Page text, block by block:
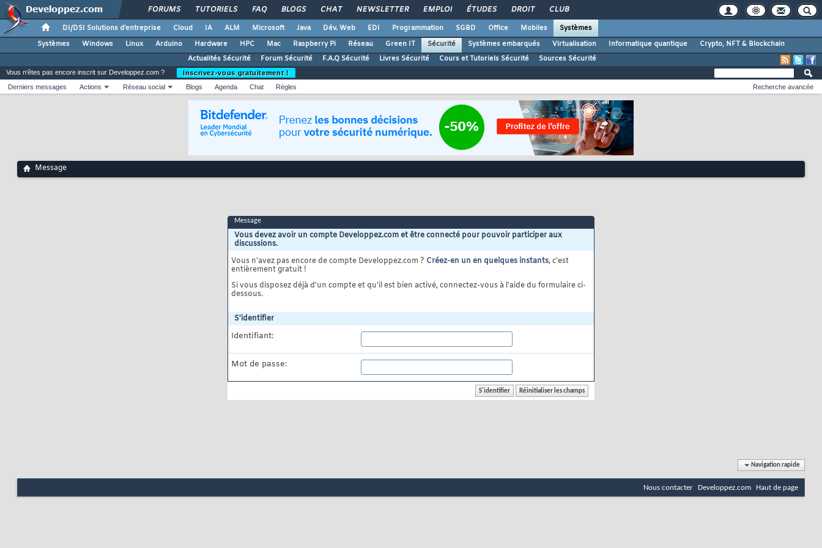
FORUMS TUTORIELS FAQ BLOGS CHAT NEWSLETTER EMPLOI ÉTUDES DROIT CLUB
DI/DSI Solutions d'entreprise Cloud IA ALM Microsoft Java Dév. Web EDI Programmation SGBD Office Mobiles
Systèmes
Systèmes
Windows Linux Arduino Hardware HPC Mac Raspberry Pi Réseau Green IT Sécurité Systèmes embarqués Virtualisation Informatique quantique
Crypto, NFT & Blockchain
Actualités Sécurité
Forum Sécurité F.A.Q Sécurité Livres Sécurité Cours et Tutoriels Sécurité Sources Sécurité
Vous n'êtes pas encore inscrit sur Developpez.com ?
Inscrivez-vous gratuitement !
Derniers messages
Actions Réseau social Blogs Agenda Chat Règles Recherche avancée
Message
Message
Vous devez avoir un compte Developpez.com et être connecté pour pouvoir participer aux
discussions.
Vous n'avez pas encore de compte Developpez.com ? Créez-en un en quelques instants, c'est
entièrement gratuit !
Si vous disposez déjà d'un compte et qu'il est bien activé, connectez-vous à l'aide du formulaire ci-
dessous.
S'identifier
Identifiant:
Mot de passe:
Navigation rapide
Nous contacter Developpez.com Haut de page